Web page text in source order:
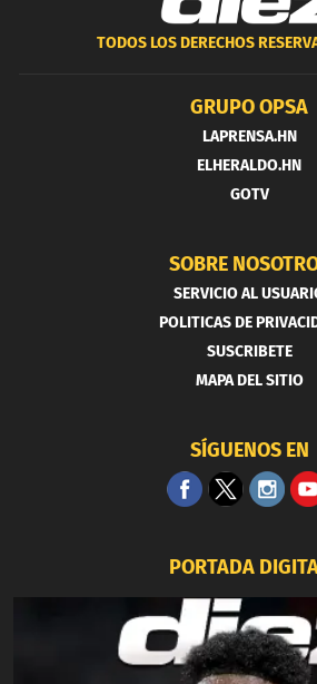
TODOS LOS DERECHOS
GRUPO OPSA
LAPRENSA.HN
ELHERALDO.HN
GOTV
SOBRE
SERVICIO AL
POLITICAS DE
SUSCRIBETE
MAPA DEL SITIO
SÍGUENOS EN
PORTADA